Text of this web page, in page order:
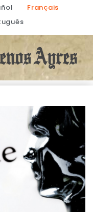
Français